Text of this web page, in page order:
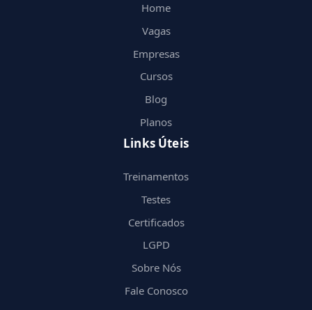
Home
Vagas
Empresas
Cursos
Blog
Planos
Links Úteis
Treinamentos
Testes
Certificados
LGPD
Sobre Nós
Fale Conosco